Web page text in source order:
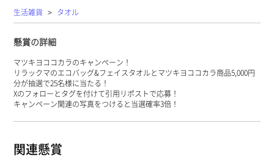
生活雑貨 > タオル
懸賞の詳細
マツキヨココカラのキャンペーン！
リラックマのエコバッグ&フェイスタオルとマツキヨココカラ商品5,000円
分が抽選で25名様に当たる！
Xのフォローとタグを付けて引用リポストで応募！
キャンペーン関連の写真をつけると当選確率3倍！
関連懸賞